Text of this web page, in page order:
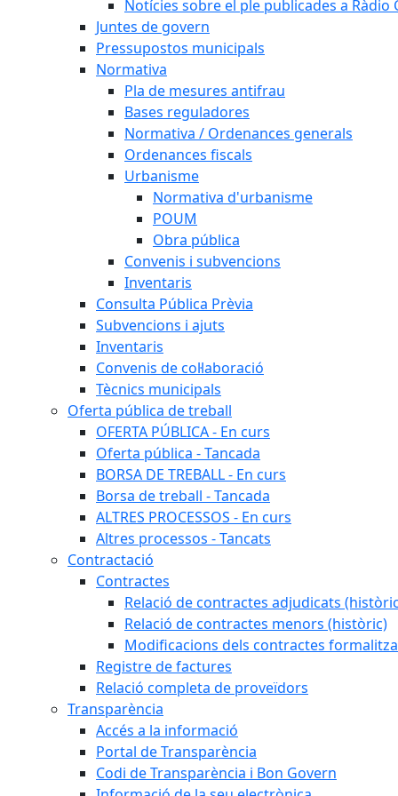
Notícies sobre el ple publicades a Ràdio
Juntes de govern
Pressupostos municipals
Normativa
Pla de mesures antifrau
Bases reguladores
Normativa / Ordenances generals
Ordenances fiscals
Urbanisme
Normativa d'urbanisme
POUM
Obra pública
Convenis i subvencions
Inventaris
Consulta Pública Prèvia
Subvencions i ajuts
Inventaris
Convenis de col·laboració
Tècnics municipals
Oferta pública de treball
OFERTA PÚBLICA - En curs
Oferta pública - Tancada
BORSA DE TREBALL - En curs
Borsa de treball - Tancada
ALTRES PROCESSOS - En curs
Altres processos - Tancats
Contractació
Contractes
Relació de contractes adjudicats
Relació de contractes menors (històric)
Modificacions dels contractes
Registre de factures
Relació completa de proveïdors
Transparència
Accés a la informació
Portal de Transparència
Codi de Transparència i Bon Govern